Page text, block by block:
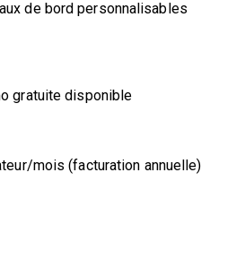
de bord personnalisables
gratuite disponible
mois (facturation annuelle)